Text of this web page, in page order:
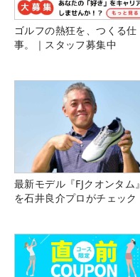
ゴルフの熱狂を、つくる仕
事。｜スタッフ募集中
最新モデル『FJクオンタム』
を石井良介プロがチェック